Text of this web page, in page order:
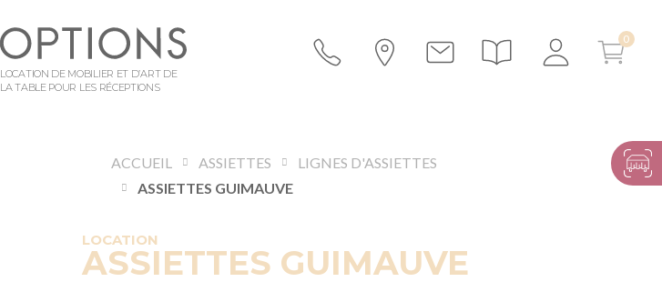
LOCATION DE MOBILIER ET D’ART DE
LA TABLE POUR LES RÉCEPTIONS
ACCUEIL ASSIETTES
LIGNES D'ASSIETTES
ASSIETTES GUIMAUVE
LOCATION
ASSIETTES GUIMAUVE